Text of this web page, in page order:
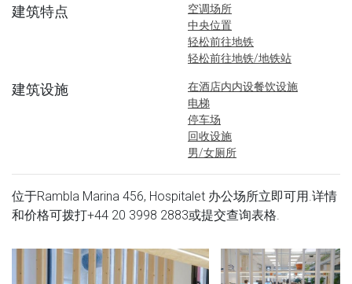
建筑特点
空调场所
中央位置
轻松前往地铁
轻松前往地铁/地铁站
建筑设施
在酒店内内设餐饮设施
电梯
停车场
回收设施
男/女厕所
位于Rambla Marina 456, Hospitalet 办公场所立即可用.详情
和价格可拨打+44 20 3998 2883或提交查询表格.